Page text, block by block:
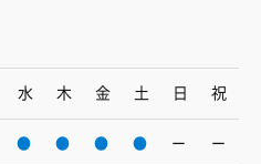
水 木 金 土 日 祝
● ● ● ● ー ー